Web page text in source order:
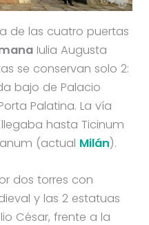
de las cuatro puertas
Iulia Augusta
se conservan solo 2:
bajo de Palacio
Palatina. La vía
hasta Ticinum
(actual Milán).
dos torres con
y las 2 estatuas
César, frente a la